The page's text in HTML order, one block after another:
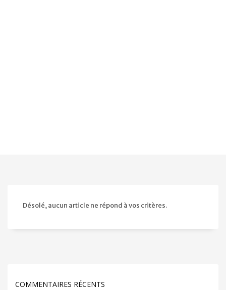
Désolé, aucun article ne répond à vos critères.
COMMENTAIRES RÉCENTS